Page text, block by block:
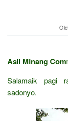
Asli Minang Com
Salamaik pagi
sadonyo.